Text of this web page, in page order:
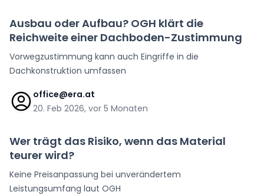
Ausbau oder Aufbau? OGH klärt die
Reichweite einer Dachboden-Zustimmung
Vorwegzustimmung kann auch Eingriffe in die
Dachkonstruktion umfassen
office@era.at
20. Feb 2026, vor 5 Monaten
Wer trägt das Risiko, wenn das Material
teurer wird?
Keine Preisanpassung bei unverändertem
Leistungsumfang laut OGH